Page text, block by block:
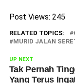
Post Views: 245
RELATED TOPICS:
MURID JALAN
UP NEXT
Tak Pernah
Yang Terus